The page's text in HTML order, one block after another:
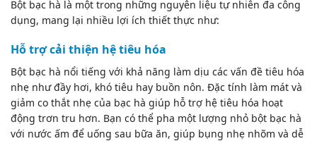
Bột bạc hà là một trong những nguyên liệu tự nhiên đa công
dụng, mang lại nhiều lợi ích thiết thực như:
Hỗ trợ cải thiện hệ tiêu hóa
Bột bạc hà nổi tiếng với khả năng làm dịu các vấn đề tiêu hóa
nhẹ như đầy hơi, khó tiêu hay buồn nôn. Đặc tính làm mát và
giảm co thắt nhẹ của bạc hà giúp hỗ trợ hệ tiêu hóa hoạt
động trơn tru hơn. Bạn có thể pha một lượng nhỏ bột bạc hà
với nước ấm để uống sau bữa ăn, giúp bụng nhẹ nhõm và dễ